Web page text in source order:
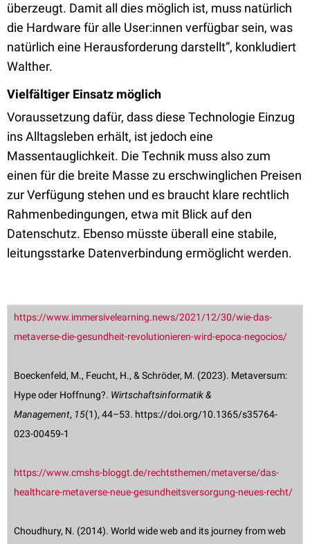
überzeugt. Damit all dies möglich ist, muss natürlich
die Hardware für alle User:innen verfügbar sein, was
natürlich eine Herausforderung darstellt”, konkludiert
Walther.
Vielfältiger Einsatz möglich
Voraussetzung dafür, dass diese Technologie Einzug
ins Alltagsleben erhält, ist jedoch eine
Massentauglichkeit. Die Technik muss also zum
einen für die breite Masse zu erschwinglichen Preisen
zur Verfügung stehen und es braucht klare rechtlich
Rahmenbedingungen, etwa mit Blick auf den
Datenschutz. Ebenso müsste überall eine stabile,
leitungsstarke Datenverbindung ermöglicht werden.
https://www.immersivelearning.news/2021/12/30/wie-das-
metaverse-die-gesundheit-revolutionieren-wird-epoca-negocios/
Boeckenfeld, M., Feucht, H., & Schröder, M. (2023). Metaversum:
Hype oder Hoffnung?. Wirtschaftsinformatik &
Management, 15(1), 44–53. https://doi.org/10.1365/s35764-
023-00459-1
https://www.cmshs-bloggt.de/rechtsthemen/metaverse/das-
healthcare-metaverse-neue-gesundheitsversorgung-neues-recht/
Choudhury, N. (2014). World wide web and its journey from web